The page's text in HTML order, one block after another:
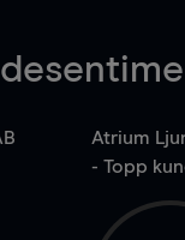
Atrium
- Topp